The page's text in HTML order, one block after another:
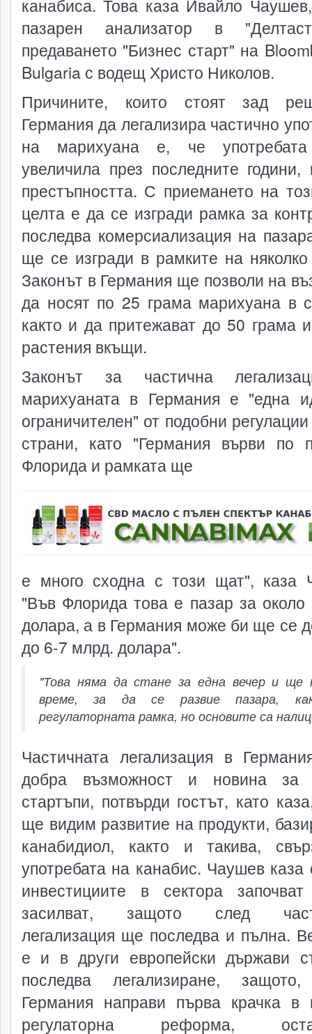
канабиса. Това каза Ивайло
пазарен анализатор в
предаването "Бизнес старт" на
Bulgaria с водещ Христо Николов.
Причините, които стоят зад
Германия да легализира частично
на марихуана е, че
увеличила през последните години,
престъпността. С приемането на
целта е да се изгради рамка за
последва комерсиализация на
ще се изгради в рамките на няколко
Законът в Германия ще позволи на
да носят по 25 грама марихуана в
както и да притежават до 50 грама
растения вкъщи.
Законът за частична
марихуаната в Германия е "една
ограничителен" от подобни
страни, като "Германия върви по
Флорида и рамката ще
реклама
е много сходна с този щат", каза
"Във Флорида това е пазар за
долара, а в Германия може би ще се
до 6-7 млрд. долара".
"Това няма да стане за една вечер и ще
време, за да се развие пазара,
регулаторната рамка, но основите са
Частичната легализация в
добра възможност и новина за
стартъпи, потвърди гостът, като
ще видим развитие на продукти,
канабидиол, както и такива,
употребата на канабис. Чаушев
инвестициите в сектора
засилват, защото след
легализация ще последва и пълна.
е и в други европейски държави
последва легализиране, защото,
Германия направи първа крачка в
регулаторна реформа,